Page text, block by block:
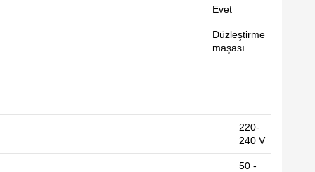
Evet
Düzleştirme
maşası
220-
240 V
50 -